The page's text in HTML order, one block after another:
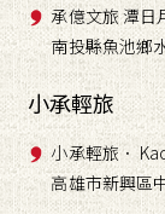
承億文旅 潭日
南投縣魚池鄉
小承輕旅
小承輕旅．
高雄市新興區